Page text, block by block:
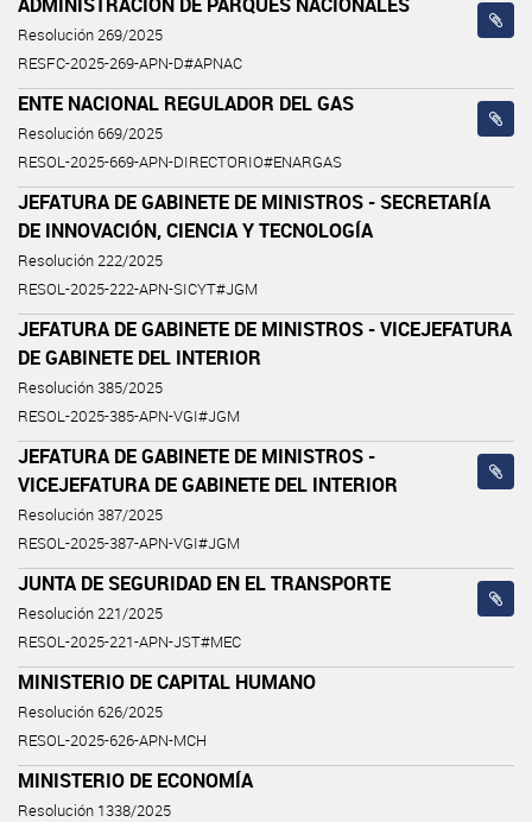
Resolución 269/2025
RESFC-2025-269-APN-D#APNAC
ENTE NACIONAL REGULADOR DEL GAS
Resolución 669/2025
RESOL-2025-669-APN-DIRECTORIO#ENARGAS
JEFATURA DE GABINETE DE MINISTROS - SECRETARÍA
DE INNOVACIÓN, CIENCIA Y TECNOLOGÍA
Resolución 222/2025
RESOL-2025-222-APN-SICYT#JGM
JEFATURA DE GABINETE DE MINISTROS - VICEJEFATURA
DE GABINETE DEL INTERIOR
Resolución 385/2025
RESOL-2025-385-APN-VGI#JGM
JEFATURA DE GABINETE DE MINISTROS -
VICEJEFATURA DE GABINETE DEL INTERIOR
Resolución 387/2025
RESOL-2025-387-APN-VGI#JGM
JUNTA DE SEGURIDAD EN EL TRANSPORTE
Resolución 221/2025
RESOL-2025-221-APN-JST#MEC
MINISTERIO DE CAPITAL HUMANO
Resolución 626/2025
RESOL-2025-626-APN-MCH
MINISTERIO DE ECONOMÍA
Resolución 1338/2025